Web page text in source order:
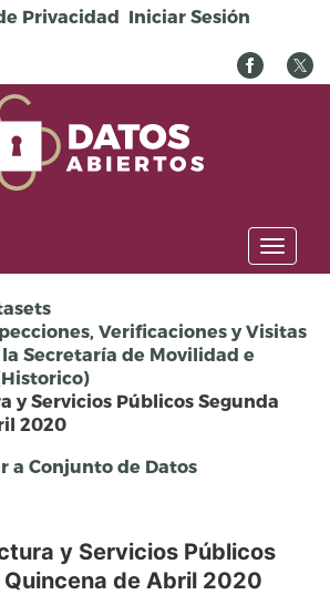
principal
Privacidad Iniciar Sesión
Toggle
Verificaciones y Visitas
Secretaría de Movilidad e
y Servicios Públicos Segunda
2020
a Conjunto de Datos
y Servicios Públicos
Quincena de Abril 2020